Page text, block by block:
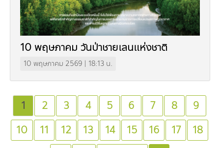
10 พฤษภาคม วันป่าชายเลนแห่งชาติ
10 พฤษภาคม 2569 | 18:13 น.
1 2 3 4 5 6 7 8
9
10
11 12 13 14 15 16 17
18